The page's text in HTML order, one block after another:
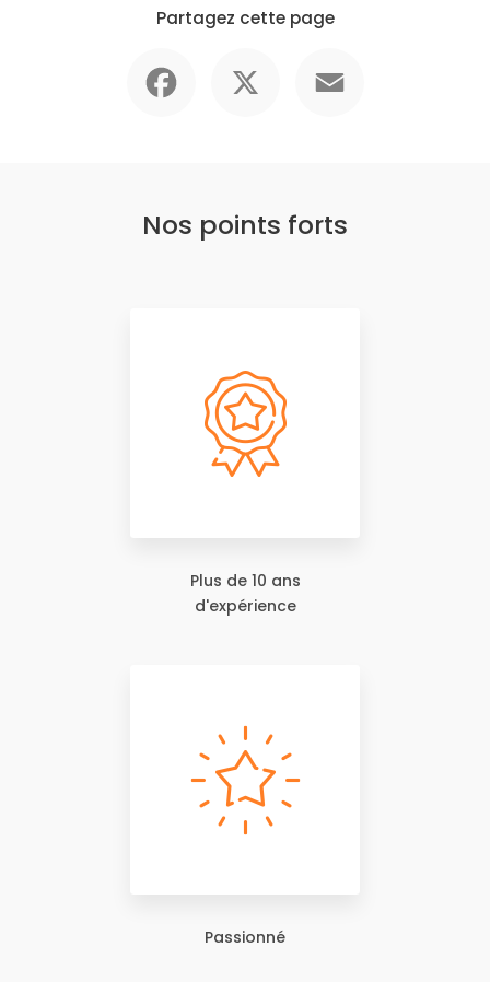
Partagez cette page
Nos points forts
Plus de 10 ans
d'expérience
Passionné